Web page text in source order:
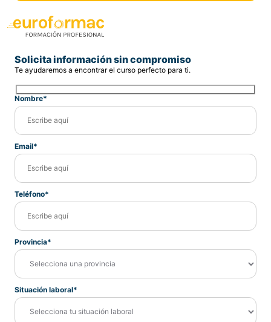
Solicita información sin compromiso
Te ayudaremos a encontrar el curso perfecto para ti.
Nombre*
Email*
Teléfono*
Provincia*
Situación laboral*